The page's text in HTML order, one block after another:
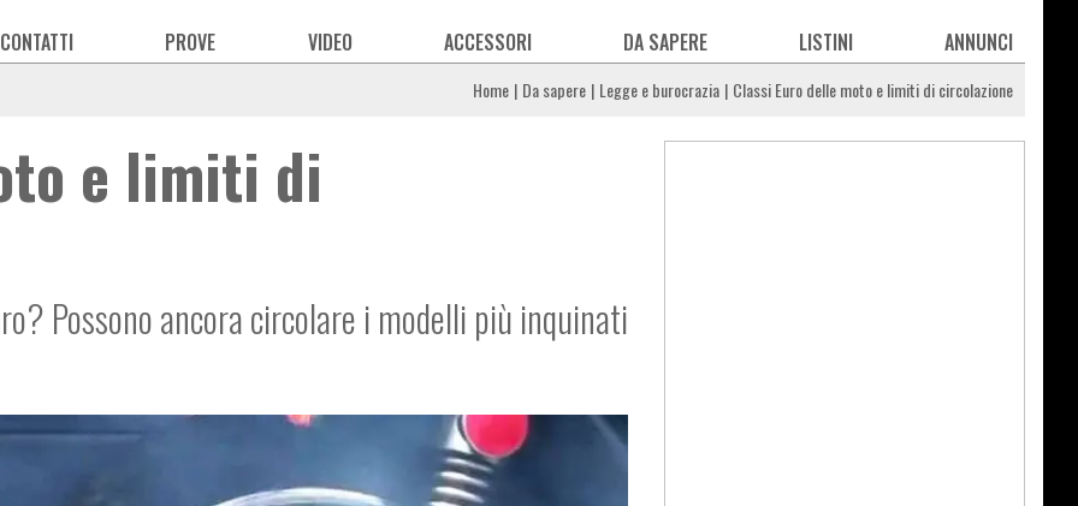
PROVE VIDEO ACCESSORI DA SAPERE LISTINI ANNUNCI
Home Da sapere Legge e burocrazia Classi Euro delle moto e limiti di circolazione
e limiti di
Possono ancora circolare i modelli più inquinati